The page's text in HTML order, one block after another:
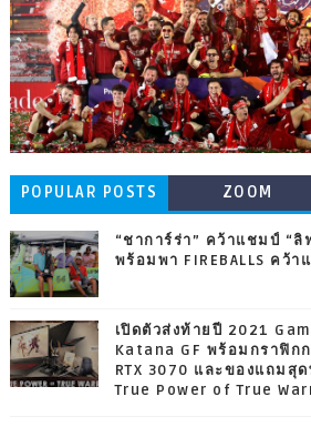
POPULAR POSTS ZOOM
“ชาการ์ร่า” คว้าแชมป์ “
พร้อมพา FIREBALLS คว้
เปิดตัวส่งท้ายปี 2021
Katana GF พร้อมกราฟิกก
RTX 3070 และของแถมสุ
True Power of True